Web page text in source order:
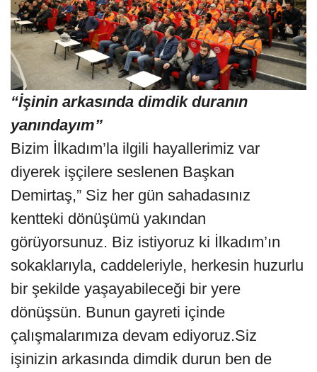
“İşinin arkasında dimdik duranın
yanındayım”
Bizim İlkadım’la ilgili hayallerimiz var
diyerek işçilere seslenen Başkan
Demirtaş,” Siz her gün sahadasınız
kentteki dönüşümü yakından
görüyorsunuz. Biz istiyoruz ki İlkadım’ın
sokaklarıyla, caddeleriyle, herkesin huzurlu
bir şekilde yaşayabileceği bir yere
dönüşsün. Bunun gayreti içinde
çalışmalarımıza devam ediyoruz.Siz
işinizin arkasında dimdik durun ben de